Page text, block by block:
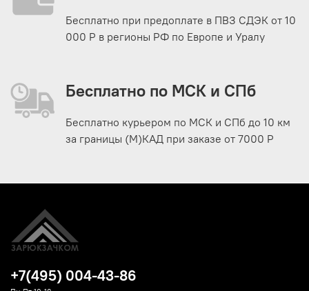
Бесплатно при предоплате в ПВЗ СДЭК от 10
000 Р в регионы РФ по Европе и Уралу
Бесплатно по МСК и СПб
Бесплатно курьером по МСК и СПб до 10 км
за границы (М)КАД при заказе от 7000 Р
+7(495) 004-43-86